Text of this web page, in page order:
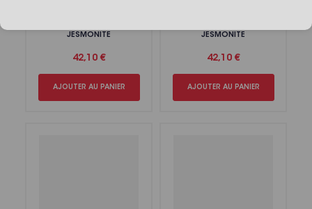
JESMONITE
42,10 €
AJOUTER AU PANIER
JESMONITE
42,10 €
AJOUTER AU PANIER